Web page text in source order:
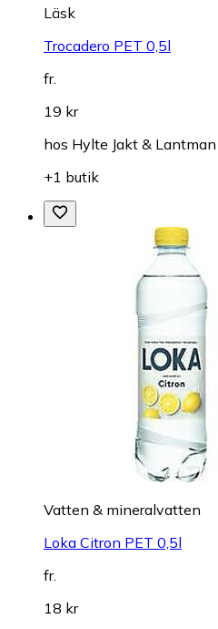
Läsk
Trocadero PET 0,5l
fr.
19 kr
hos Hylte Jakt & Lantman
+1 butik
Vatten & mineralvatten
Loka Citron PET 0,5l
fr.
18 kr